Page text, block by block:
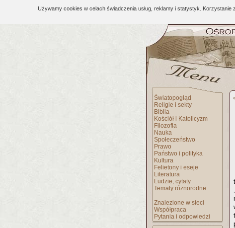
Używamy cookies w celach świadczenia usług, reklamy i statystyk.
Światopogląd
Religie i sekty
Biblia
Kościół i Katolicyzm
Filozofia
Nauka
Społeczeństwo
Prawo
Państwo i polityka
Kultura
Felietony i eseje
Literatura
Ludzie, cytaty
Tematy różnorodne
Znalezione w sieci
Współpraca
Pytania i odpowiedzi